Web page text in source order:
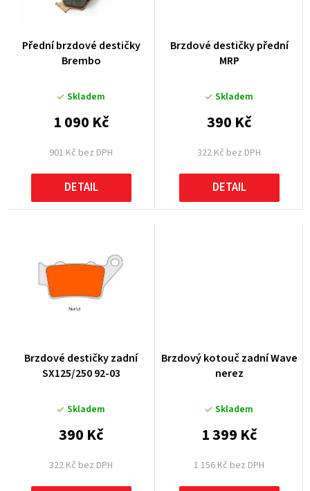
Přední brzdové destičky
Brembo
Skladem
901 Kč bez DPH
1 090 Kč
DETAIL
Brzdové destičky přední
MRP
Skladem
322 Kč bez DPH
390 Kč
DETAIL
Brzdové destičky zadní
SX125/250 92-03
Skladem
322 Kč bez DPH
390 Kč
Brzdový kotouč zadní Wave
nerez
Skladem
1 156 Kč bez DPH
1 399 Kč